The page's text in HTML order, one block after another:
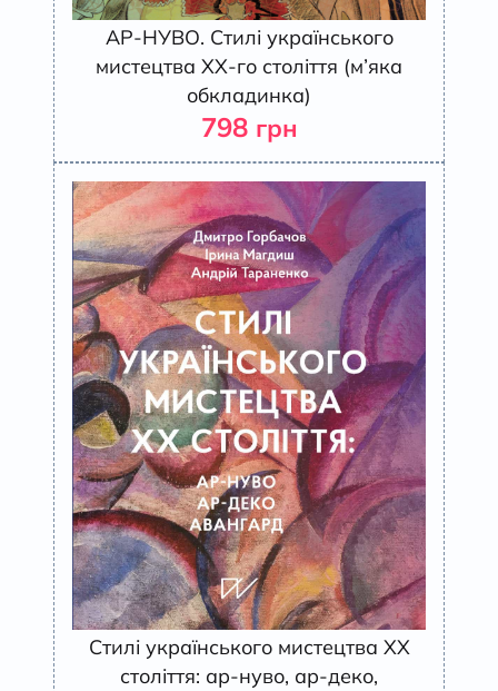
АР-НУВО. Стилі українського
мистецтва ХХ-го століття (м’яка
обкладинка)
798 грн
Стилі українського мистецтва ХХ
століття: ар-нуво, ар-деко,